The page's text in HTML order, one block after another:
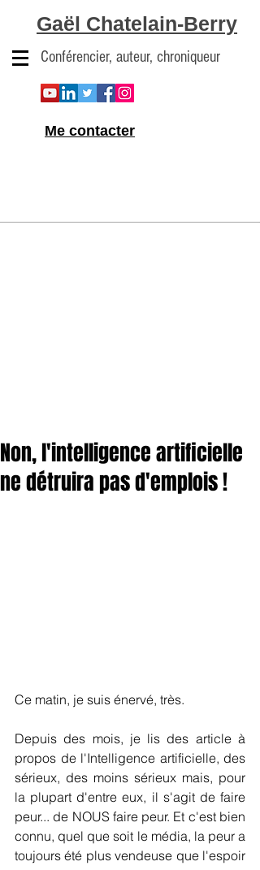
Gaël Chatelain-Berry
Conférencier, auteur, chroniqueur
Me contacter
Non, l'intelligence artificielle
ne détruira pas d'emplois !
Ce matin, je suis énervé, très.
Depuis des mois, je lis des article à
propos de l'Intelligence artificielle, des
sérieux, des moins sérieux mais, pour
la plupart d'entre eux, il s'agit de faire
peur... de NOUS faire peur. Et c'est bien
connu, quel que soit le média, la peur a
toujours été plus vendeuse que l'espoir